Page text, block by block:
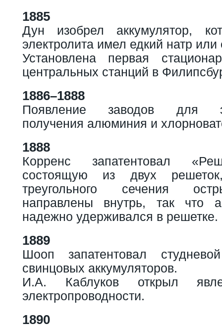
1885
Дун изобрел аккумулятор,
электролита имел едкий натр или
Установлена первая
центральных станций в
1886–1888
Появление заводов для
получения алюминия и
1888
Корренс запатентовал
состоящую из двух
треугольного сечения
направлены внутрь, так что
надежно удерживался в решетке.
1889
Шооп запатентовал
свинцовых аккумуляторов.
И.А. Каблуков открыл
электропроводности.
1890